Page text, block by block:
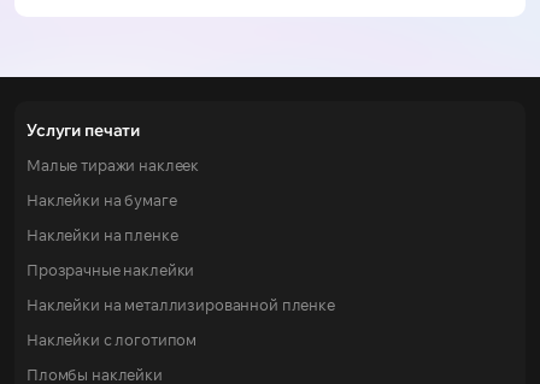
Услуги печати
Малые тиражи наклеек
Наклейки на бумаге
Наклейки на пленке
Прозрачные наклейки
Наклейки на металлизированной пленке
Наклейки с логотипом
Пломбы наклейки